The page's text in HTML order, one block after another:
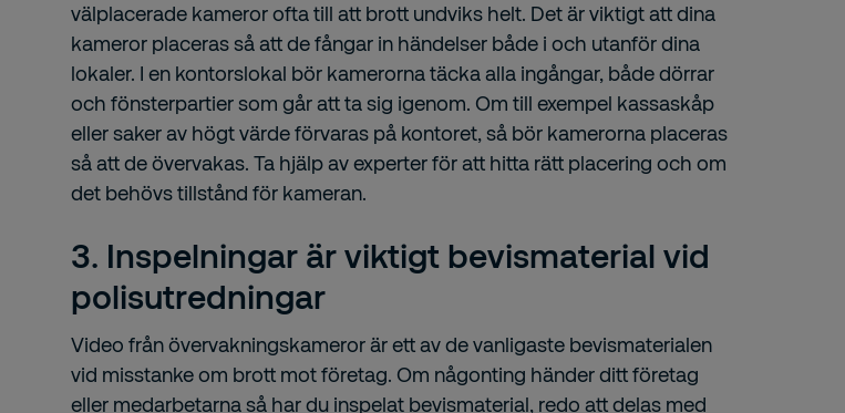
välplacerade kameror ofta till att brott undviks helt. Det är viktigt att dina
kameror placeras så att de fångar in händelser både i och utanför dina
lokaler. I en kontorslokal bör kamerorna täcka alla ingångar, både dörrar
och fönsterpartier som går att ta sig igenom. Om till exempel kassaskåp
eller saker av högt värde förvaras på kontoret, så bör kamerorna placeras
så att de övervakas. Ta hjälp av experter för att hitta rätt placering och om
det behövs tillstånd för kameran.
3. Inspelningar är viktigt bevismaterial vid
polisutredningar
Video från övervakningskameror är ett av de vanligaste bevismaterialen
vid misstanke om brott mot företag. Om någonting händer ditt företag
eller medarbetarna så har du inspelat bevismaterial, redo att delas med